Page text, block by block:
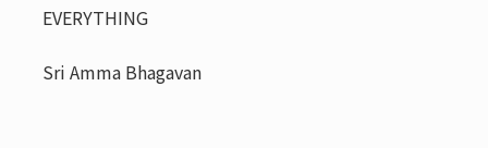
EVERYTHING
Sri Amma Bhagavan